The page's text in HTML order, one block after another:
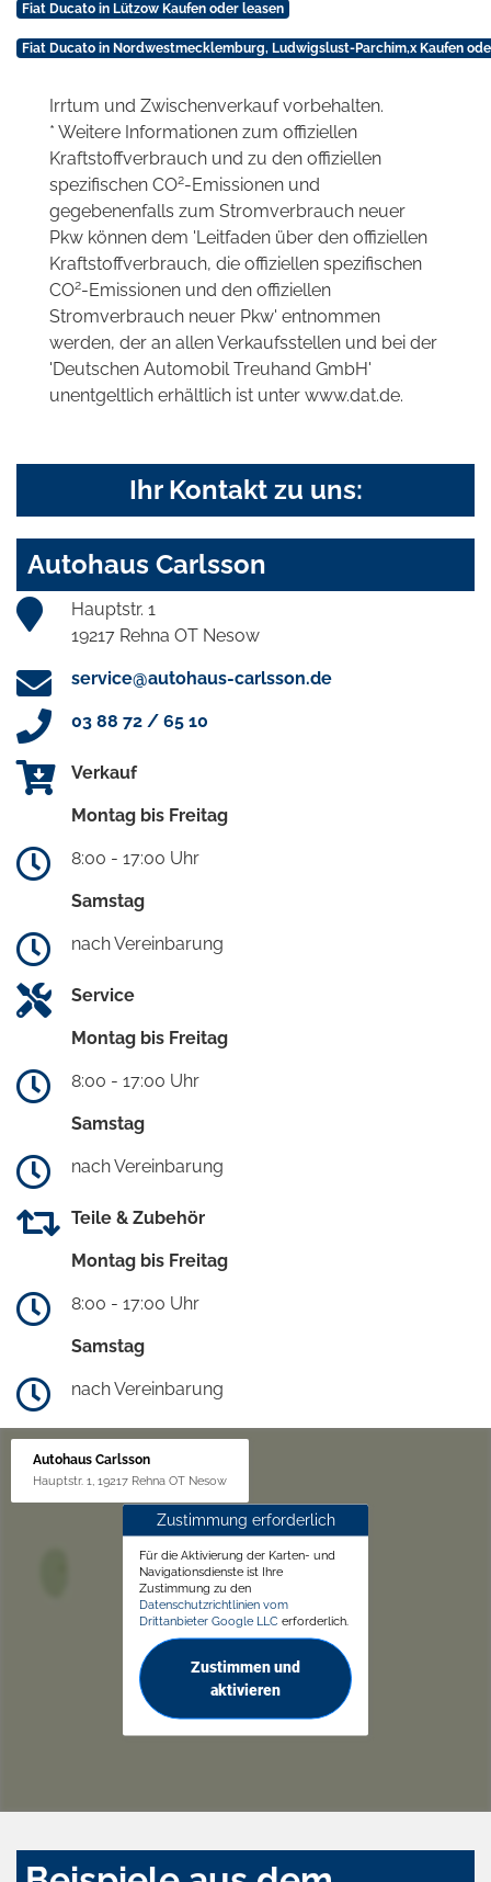
Fiat Ducato in Lützow Kaufen oder leasen
Fiat Ducato in Nordwestmecklemburg, Ludwigslust-Parchim,x Kaufen
Irrtum und Zwischenverkauf vorbehalten.
* Weitere Informationen zum offiziellen
Kraftstoffverbrauch und zu den offiziellen
spezifischen CO2-Emissionen und
gegebenenfalls zum Stromverbrauch neuer
Pkw können dem 'Leitfaden über den offiziellen
Kraftstoffverbrauch, die offiziellen spezifischen
CO2-Emissionen und den offiziellen
Stromverbrauch neuer Pkw' entnommen
werden, der an allen Verkaufsstellen und bei der
'Deutschen Automobil Treuhand GmbH'
unentgeltlich erhältlich ist unter www.dat.de.
Ihr Kontakt zu uns:
Autohaus Carlsson
Hauptstr. 1
19217 Rehna OT Nesow
service@autohaus-carlsson.de
03 88 72 / 65 10
Verkauf
Montag bis Freitag
8:00 - 17:00 Uhr
Samstag
nach Vereinbarung
Service
Montag bis Freitag
8:00 - 17:00 Uhr
Samstag
nach Vereinbarung
Teile & Zubehör
Montag bis Freitag
8:00 - 17:00 Uhr
Samstag
nach Vereinbarung
Autohaus Carlsson
Hauptstr. 1, 19217 Rehna OT Nesow
Zustimmung erforderlich
Für die Aktivierung der Karten- und
Navigationsdienste ist Ihre
Zustimmung zu den
Datenschutzrichtlinien vom
Drittanbieter Google LLC erforderlich.
Zustimmen und
aktivieren